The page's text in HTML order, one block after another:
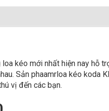
kéo mới nhất hiện nay hỗ
Sản phaamrloa kéo koda
vị đến các bạn.